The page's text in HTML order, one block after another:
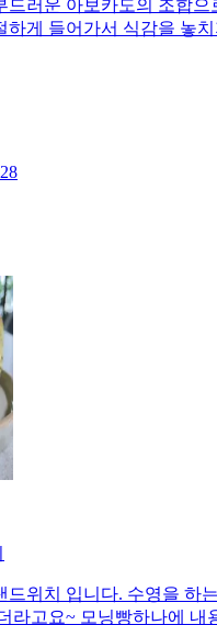
드러운 아보카도의 조합으
하게 들어가서 식감을 놓
드위치 입니다. 수영을 하
라고요~ 모닝빵하나에 내